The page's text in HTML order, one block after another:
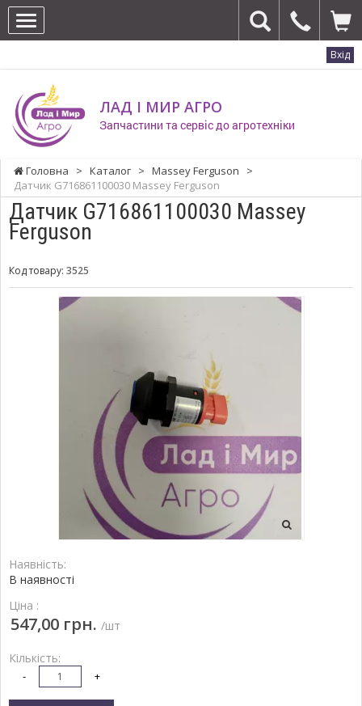
Вхід
ЛАД І МИР АГРО
Запчастини та сервіс до агротехніки
Головна > Каталог > Massey Ferguson
>
Датчик G716861100030 Massey Ferguson
Датчик G716861100030 Massey
Ferguson
Код товару: 3525
Наявність:
В наявності
Ціна :
547,00 грн. /шт
Кількість:
- +